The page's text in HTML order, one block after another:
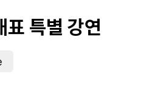
표 특별 강연